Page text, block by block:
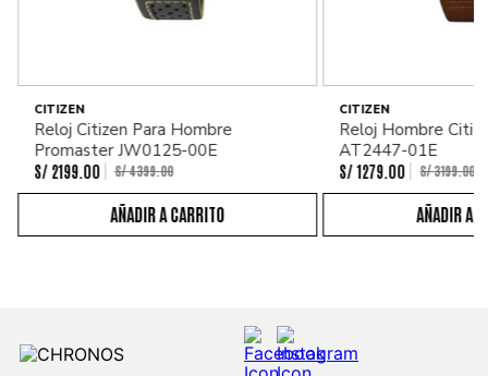
CITIZEN
Reloj Citizen Para Hombre
Promaster JW0125-00E
S/ 2199. 00 S/4399.00
CITIZEN
Reloj Hombre
AT2447-01E
S/ 1279 00 S/3199.00